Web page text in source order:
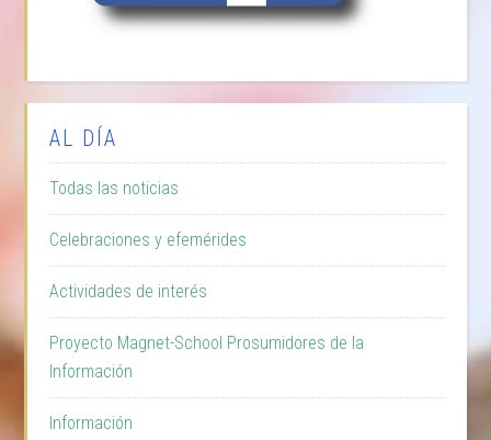
AL DÍA
Todas las noticias
Celebraciones y efemérides
Actividades de interés
Proyecto Magnet-School Prosumidores de la
Información
Información